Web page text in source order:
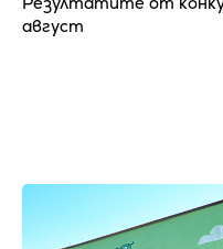
август